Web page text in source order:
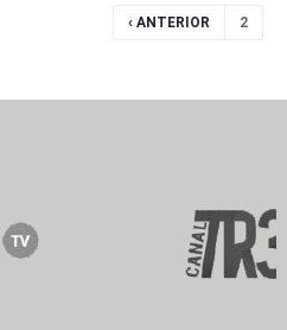
‹ ANTERIOR 2